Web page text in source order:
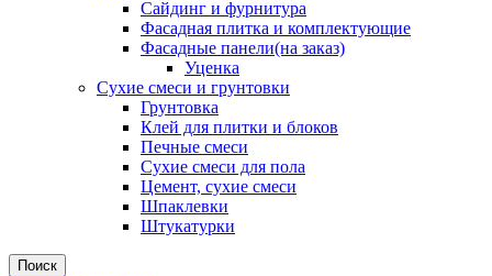
Сайдинг и фурнитура
Фасадная плитка и комплектующие
Фасадные панели(на заказ)
Уценка
Сухие смеси и грунтовки
Грунтовка
Клей для плитки и блоков
Печные смеси
Сухие смеси для пола
Цемент, сухие смеси
Шпаклевки
Штукатурки
Поиск